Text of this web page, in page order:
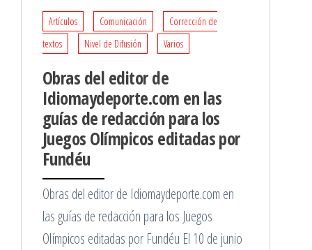
Artículos Comunicación
Corrección de
textos
Nivel de Difusión Varios
Obras del editor de
Idiomaydeporte.com en las
guías de redacción para los
Juegos Olímpicos editadas por
Fundéu
Obras del editor de Idiomaydeporte.com en
las guías de redacción para los Juegos
Olímpicos editadas por Fundéu El 10 de junio